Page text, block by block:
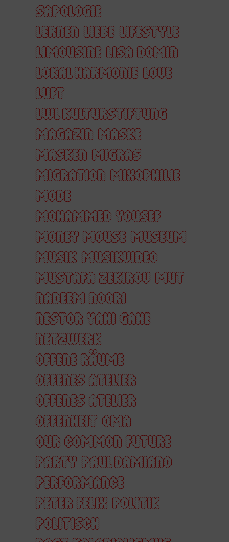
SAPOLOGIE
LERNEN LIEBE LIFESTYLE
LIMOUSINE LISA DOMIN
LOKAL HARMONIE LOVE
LUFT
LWL KULTURSTIFTUNG
MAGAZIN MASKE
MASKEN MIGRAS
MIGRATION MIXOPHILIE
MODE
MOHAMMED YOUSEF
MONEY MOUSE MUSEUM
MUSIK MUSIKVIDEO
MUSTAFA ZEKIROV MUT
NADEEM NOORI
NESTOR YAHI GAHE
NETZWERK
OFFENE RÄUME
OFFENES ATELIER
OFFENES ATELIER
OFFENHEIT OMA
OUR COMMON FUTURE
PARTY PAUL DAMIANO
PERFORMANCE
PETER FELIX POLITIK
POLITISCH